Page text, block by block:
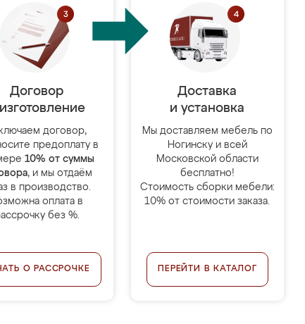
Договор
договор,
предоплату в
10% от суммы
, и мы отдаём
в производство.
оплата в
без %.
О РАССРОЧКЕ
Доставка
и установка
Мы доставляем мебель по
Ногинску и всей
Московской области
бесплатно!
Стоимость сборки мебели:
10% от стоимости заказа.
ПЕРЕЙТИ В КАТАЛОГ